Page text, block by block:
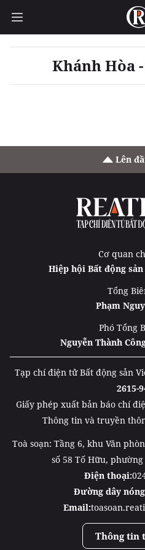
Khánh Hòa
Lên
Cơ quan
Hiệp hội Bất động
Tổng
Phạm
Phó Tổng
Nguyễn Thành
Tạp chí điện tử Bất động sản
2615-
Giấy phép xuất bản báo chí
Thông tin và truyền
Toà soạn: Tầng 6, khu Văn
số 58 Tố Hữu,
Điện thoại:
Đường dây
Email:
Thông tin